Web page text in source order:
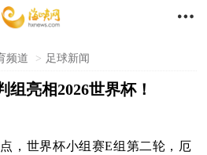

频道 > 足球新闻
亮相2026世界杯！
，世界杯小组赛E组第二轮，厄